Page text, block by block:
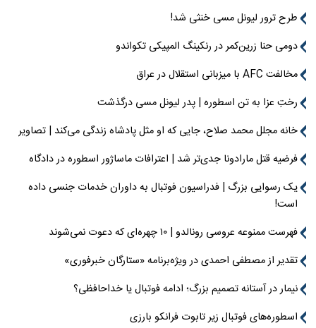
طرح ترور لیونل مسی خنثی شد!
دومی حنا زرین‌کمر در رنکینگ المپیکی تکواندو
مخالفت AFC با میزبانی استقلال در عراق
رختِ عزا به تن اسطوره | پدر لیونل مسی درگذشت
خانه مجلل محمد صلاح، جایی که او مثل پادشاه زندگی می‌کند | تصاویر
فرضیه قتل مارادونا جدی‌تر شد | اعترافات ماساژور اسطوره در دادگاه
یک رسوایی بزرگ | فدراسیون فوتبال به داوران خدمات جنسی داده
است!
فهرست ممنوعه عروسی رونالدو | ۱۰ چهره‌ای که دعوت نمی‌شوند
تقدیر از مصطفی احمدی در ویژه‌برنامه «ستارگان خبرفوری»
نیمار در آستانه تصمیم بزرگ؛ ادامه فوتبال یا خداحافظی؟
اسطوره‌های فوتبال زیر تابوت فرانکو بارزی